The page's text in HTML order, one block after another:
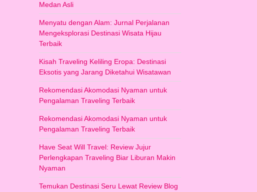
Medan Asli
Menyatu dengan Alam: Jurnal Perjalanan
Mengeksplorasi Destinasi Wisata Hijau
Terbaik
Kisah Traveling Keliling Eropa: Destinasi
Eksotis yang Jarang Diketahui Wisatawan
Rekomendasi Akomodasi Nyaman untuk
Pengalaman Traveling Terbaik
Rekomendasi Akomodasi Nyaman untuk
Pengalaman Traveling Terbaik
Have Seat Will Travel: Review Jujur
Perlengkapan Traveling Biar Liburan Makin
Nyaman
Temukan Destinasi Seru Lewat Review Blog